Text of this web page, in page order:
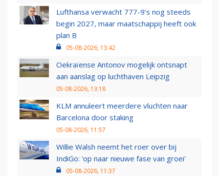
Lufthansa verwacht 777-9’s nog steeds
begin 2027, maar maatschappij heeft ook
plan B
05-08-2026, 13:42
Oekraïense Antonov mogelijk ontsnapt
aan aanslag op luchthaven Leipzig
05-08-2026, 13:18
KLM annuleert meerdere vluchten naar
Barcelona door staking
05-08-2026, 11:57
Willie Walsh neemt het roer over bij
IndiGo: 'op naar nieuwe fase van groei'
05-08-2026, 11:37